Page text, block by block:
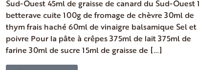
Sud-Ouest 45ml de graisse de canard du Sud-Ouest 1
betterave cuite 100g de fromage de chèvre 30ml de
thym frais haché 60ml de vinaigre balsamique Sel et
poivre Pour la pâte à crêpes 375ml de lait 375ml de
farine 30ml de sucre 15ml de graisse de […]